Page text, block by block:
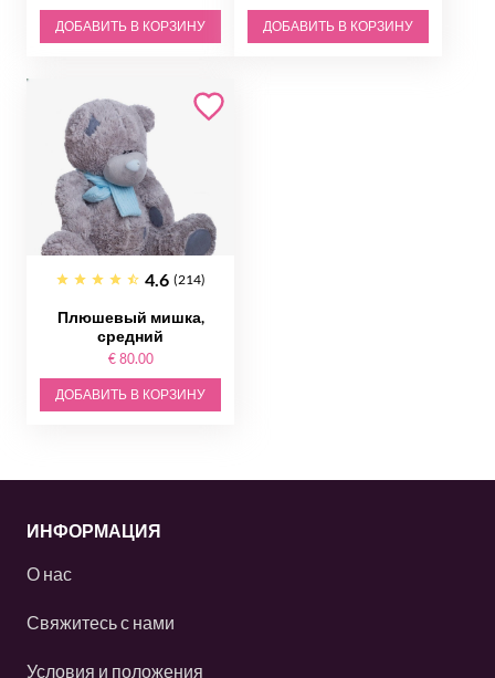
ДОБАВИТЬ В КОРЗИНУ ДОБАВИТЬ В КОРЗИНУ
4.6 (214)
Плюшевый мишка,
средний
€ 80.00
ДОБАВИТЬ В КОРЗИНУ
ИНФОРМАЦИЯ
О нас
Свяжитесь с нами
Условия и положения